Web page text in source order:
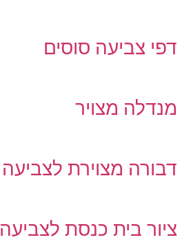
דפי צביעה סוסים
מנדלה מצויר
דבורה מצוירת לצביעה
ציור בית כנסת לצביעה